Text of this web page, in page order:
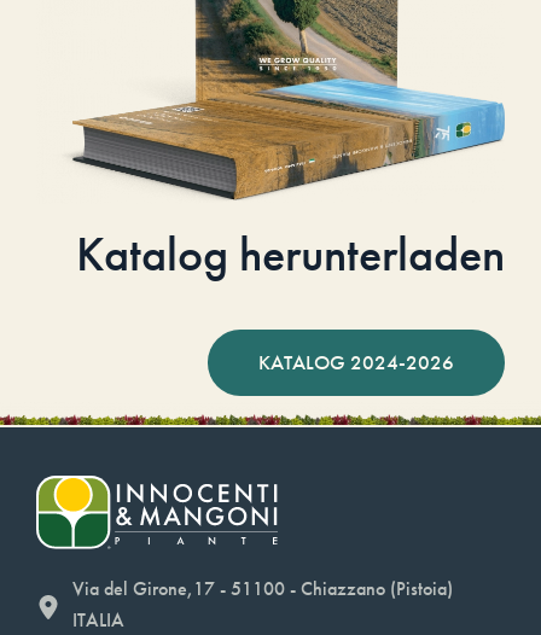
Katalog herunterladen
KATALOG 2024-2026
Via del Girone,17 - 51100 - Chiazzano (Pistoia)
ITALIA